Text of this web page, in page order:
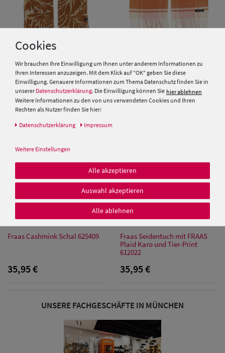
Baseball Caps
Fraas Schal mit Palmenblatt-
Design aus reiner Baumwolle
609055
35,95 €
Fraas Cashmink Schal 625521
35,95 €
Fraas Cashmink Schal 625409
35,95 €
Fraas Seidentuch mit FRAAS
Plaid Karo und Tier-Print
612022
35,95 €
UNSERE FACHGESCHÄFTE IN MÜNCHEN
Cookies
Wir brauchen Ihre Einwilligung um Ihnen unter anderem Informationen zu
Ihren Interessen anzuzeigen. Mit dem Klick auf "OK" geben Sie diese
Einwilligung. Genauere Informationen zum Thema Datenschutz finden Sie in
unsererDatenschutzerklärung. Die Einwilligung können Sie hier ablehnen
Weitere Informationen zu den von uns verwendeten Cookies und Ihren
Rechten als Nutzer finden Sie hier:
Daten­schutz­erklärung Impressum
Weitere Einstellungen
Alle akzeptieren
Auswahl akzeptieren
Alle ablehnen